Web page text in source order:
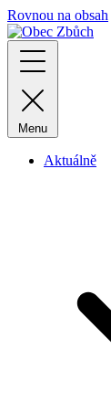
Rovnou na obsah
Menu
Aktuálně